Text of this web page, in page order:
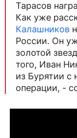
Тарасов
Как уже
Калашников
России. Он
золотой
того, Иван
из Бурятии с
операции, -